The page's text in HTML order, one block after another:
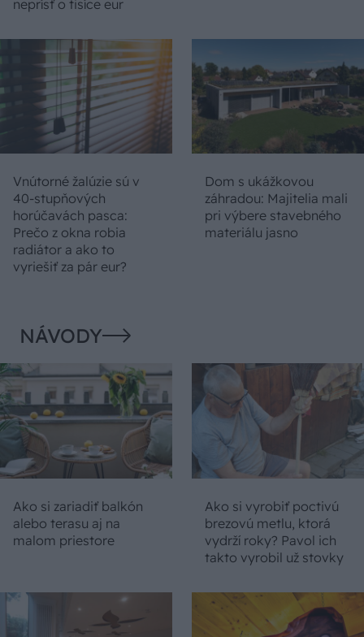
neprísť o tisíce eur
Vnútorné žalúzie sú v
40-stupňových
horúčavách pasca:
Prečo z okna robia
radiátor a ako to
vyriešiť za pár eur?
Dom s ukážkovou
záhradou: Majitelia mali
pri výbere stavebného
materiálu jasno
NÁVODY
Ako si zariadiť balkón
alebo terasu aj na
malom priestore
Ako si vyrobiť poctivú
brezovú metlu, ktorá
vydrží roky? Pavol ich
takto vyrobil už stovky